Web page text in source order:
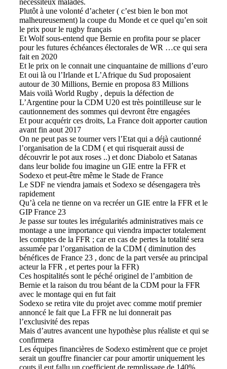
Plutôt à une volonté d’acheter ( c’est bien le bon mot
malheureusement) la coupe du Monde et ce quel qu’en soit
le prix pour le rugby français
Et Wolf sous-entend que Bernie en profita pour se placer
pour les futures échéances électorales de WR …ce qui sera
fait en 2020
Et le prix on le connait une cinquantaine de millions d’euro
Et oui là ou l’Irlande et L’Afrique du Sud proposaient
autour de 30 Millions, Bernie en proposa 83 Millions
Mais voilà World Rugby , depuis la défection de
L’Argentine pour la CDM U20 est très pointilleuse sur le
cautionnement des sommes qui devront être engagées
Et pour acquérir ces droits, La France doit apporter caution
avant fin aout 2017
On ne peut pas se tourner vers l’Etat qui a déjà cautionné
l’organisation de la CDM ( et qui risquerait aussi de
découvrir le pot aux roses ..) et donc Diabolo et Satanas
dans leur bolide fou imagine un GIE entre la FFR et
Sodexo et peut-être même le Stade de France
Le SDF ne viendra jamais et Sodexo se désengagera très
rapidement
Qu’à cela ne tienne on va recréer un GIE entre la FFR et le
GIP France 23
Je passe sur toutes les irrégularités administratives mais ce
montage a une importance qui viendra impacter totalement
les comptes de la FFR ; car en cas de pertes la totalité sera
assumée par l’organisation de la CDM ( diminution des
bénéfices de France 23 , donc de la part versée au principal
acteur la FFR , et pertes pour la FFR)
Ces hospitalités sont le péché originel de l’ambition de
Bernie et la raison du trou béant de la CDM pour la FFR
avec le montage qui en fut fait
Sodexo se retira vite du projet avec comme motif premier
annoncé le fait que La FFR ne lui donnerait pas
l’exclusivité des repas
Mais d’autres avancent une hypothèse plus réaliste et qui se
confirmera
Les équipes financières de Sodexo estimèrent que ce projet
serait un gouffre financier car pour amortir uniquement les
couts il eut fallu un coefficient de remplissage de 140%